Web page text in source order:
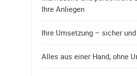
Ihre Anliegen
Ihre Umsetzung – sicher
Alles aus einer Hand, ohne